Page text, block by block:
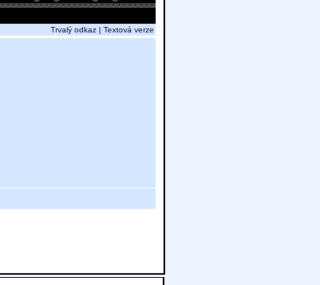
Trvalý odkaz | Textová verze